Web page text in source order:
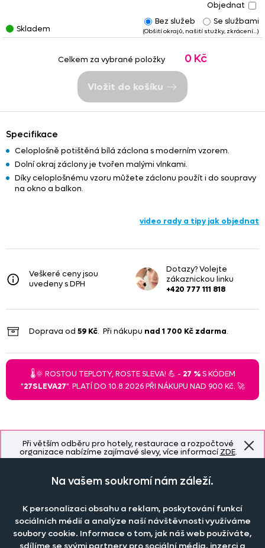
Při větším odběru pro hotely, restaurace a rozpočtové
organizace nabízíme zajímavé slevy, více informacíZDE.
Skladem
Bez služeb Se službami
(Obšití okrajů, našití stužky, zkrácení…)
Celkem za vybrané položky 0 Kč
Vložit do košíku
Specifikace
Celoplošně potištěná bílá záclona s moderním vzorem.
Dolní okraj záclony je tvořen malými vlnkami.
Díky celoplošnému vzoru můžete záclonu použít i do soupravy
na okno a balkon.
video rady a tipy jak objednat
Veškeré ceny jsou
uvedeny s DPH
Dotazy? Volejte
zákaznickou linku
+420 777 111 818
Doprava od 59 Kč. Při nákupu nad 1 700 Kč zdarma.
🌡️🌞 ROSTOU TEPLOTY, ROSTE SLEVA! 💪 - 27 %S KÓDEM
"27SLEVA27". PLATÍ DO 10.8.2026 PŘI NÁKUPU NAD 900 Kč. 🚀
Doprava a platba
Kontakt
Časté dotazy
Jak změřit okno pro nákup záclon?
Na vašem soukromí nám záleží.
K personalizaci obsahu a reklam, poskytování funkcí
sociálních médií a analýze naší návštěvnosti využíváme
soubory cookie. Informace o tom, jak náš web používáte,